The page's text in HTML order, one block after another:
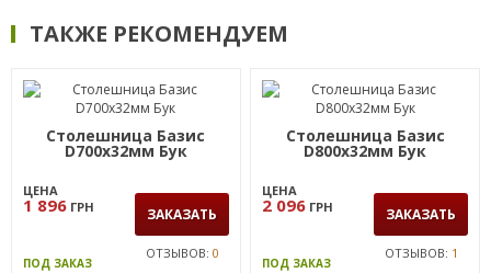
ТАКЖЕ РЕКОМЕНДУЕМ
Столешница Базис
D700х32мм Бук
ЦЕНА
1 896 ГРН ЗАКАЗАТЬ
ПОД ЗАКАЗ
ОТЗЫВОВ: 0
Столешница Базис
D800х32мм Бук
ЦЕНА
2 096 ГРН ЗАКАЗАТЬ
ПОД ЗАКАЗ
ОТЗЫВОВ: 1